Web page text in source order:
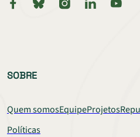
SOBRE
Quem somosEquipeProjetos
Políticas